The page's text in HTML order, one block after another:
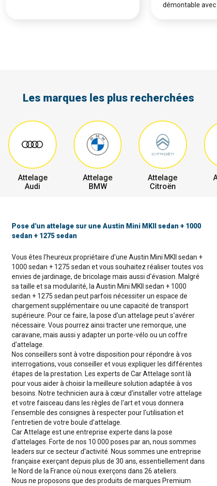
démontable
Les marques les plus recherchées
Attelage
Audi
Attelage
BMW
Attelage
Citroën
Pose d'un attelage sur une Austin Mini MKII sedan + 1000
sedan + 1275 sedan
Vous êtes l'heureux propriétaire d'une Austin Mini MKII sedan +
1000 sedan + 1275 sedan et vous souhaitez réaliser toutes vos
envies de jardinage, de bricolage mais aussi d'évasion. Malgré
sa taille et sa modularité, la Austin Mini MKII sedan + 1000
sedan + 1275 sedan peut parfois nécessiter un espace de
chargement supplémentaire ou une capacité de transport
supérieure. Pour ce faire, la pose d'un attelage peut s'avérer
nécessaire. Vous pourrez ainsi tracter une remorque, une
caravane, mais aussi y adapter un porte-vélo ou un coffre
d'attelage.
Nos conseillers sont à votre disposition pour répondre à vos
interrogations, vous conseiller et vous expliquer les différentes
étapes de la prestation. Les experts de Car Attelage sont là
pour vous aider à choisir la meilleure solution adaptée à vos
besoins. Notre technicien aura à cœur d'installer votre attelage
et votre faisceau dans les règles de l'art et vous donnera
l'ensemble des consignes à respecter pour l'utilisation et
l'entretien de votre boule d'attelage.
Car Attelage est une entreprise experte dans la pose
d'attelages. Forte de nos 10 000 poses par an, nous sommes
leaders sur ce secteur d'activité. Nous sommes une entreprise
française exerçant depuis plus de 30 ans, essentiellement dans
le Nord de la France où nous exerçons dans 26 ateliers.
Nous ne proposons que des produits de marques Premium